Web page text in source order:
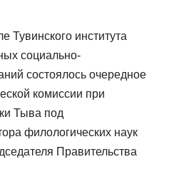
Тувинского института
социально-
состоялось очередное
комиссии при
Тыва под
филологических наук
Правительства